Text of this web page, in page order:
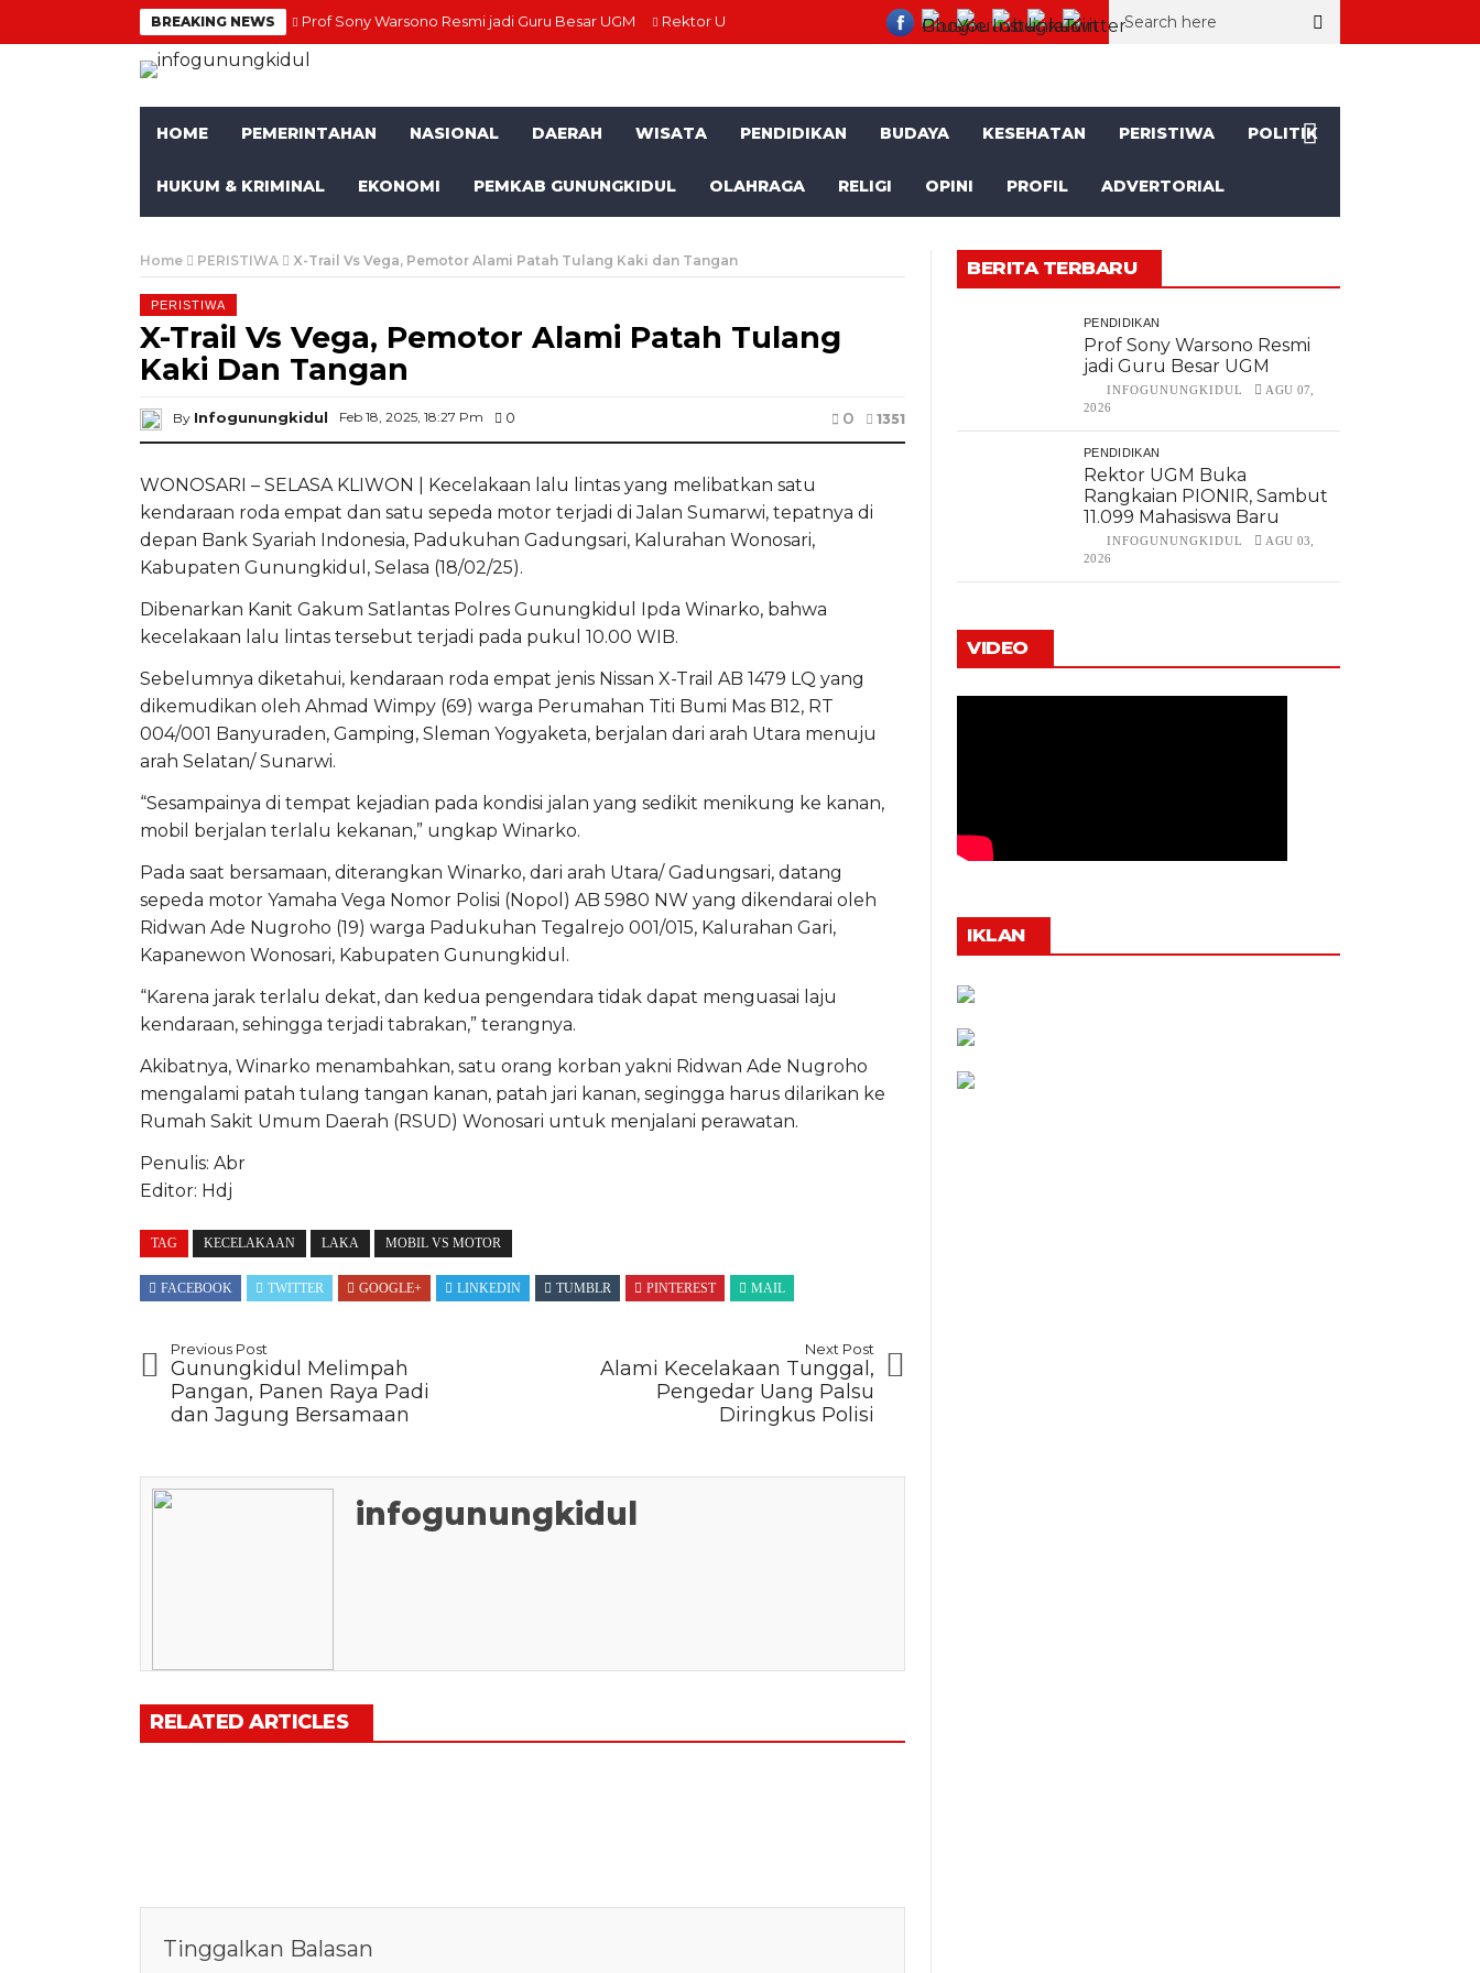
BREAKING NEWS Prof Sony Warsono Resmi jadi Guru Besar UGM Rektor UGM Buka Rangkaian PIONIR, Sambut 11.099 Mahasiswa Baru Momentum HUT RI ke-81, SD
HOME PEMERINTAHAN NASIONAL DAERAH WISATA PENDIDIKAN BUDAYA KESEHATAN PERISTIWA POLITIK
HUKUM & KRIMINAL EKONOMI PEMKAB GUNUNGKIDUL OLAHRAGA RELIGI OPINI PROFIL ADVERTORIAL
Home PERISTIWA X-Trail Vs Vega, Pemotor Alami Patah Tulang Kaki dan Tangan
PERISTIWA
X-Trail Vs Vega, Pemotor Alami Patah Tulang
Kaki Dan Tangan
By Infogunungkidul Feb 18, 2025, 18:27 Pm 0 1351
0
WONOSARI – SELASA KLIWON | Kecelakaan lalu lintas yang melibatkan satu
kendaraan roda empat dan satu sepeda motor terjadi di Jalan Sumarwi, tepatnya di
depan Bank Syariah Indonesia, Padukuhan Gadungsari, Kalurahan Wonosari,
Kabupaten Gunungkidul, Selasa (18/02/25).
Dibenarkan Kanit Gakum Satlantas Polres Gunungkidul Ipda Winarko, bahwa
kecelakaan lalu lintas tersebut terjadi pada pukul 10.00 WIB.
Sebelumnya diketahui, kendaraan roda empat jenis Nissan X-Trail AB 1479 LQ yang
dikemudikan oleh Ahmad Wimpy (69) warga Perumahan Titi Bumi Mas B12, RT
004/001 Banyuraden, Gamping, Sleman Yogyaketa, berjalan dari arah Utara menuju
arah Selatan/ Sunarwi.
“Sesampainya di tempat kejadian pada kondisi jalan yang sedikit menikung ke kanan,
mobil berjalan terlalu kekanan,” ungkap Winarko.
Pada saat bersamaan, diterangkan Winarko, dari arah Utara/ Gadungsari, datang
sepeda motor Yamaha Vega Nomor Polisi (Nopol) AB 5980 NW yang dikendarai oleh
Ridwan Ade Nugroho (19) warga Padukuhan Tegalrejo 001/015, Kalurahan Gari,
Kapanewon Wonosari, Kabupaten Gunungkidul.
“Karena jarak terlalu dekat, dan kedua pengendara tidak dapat menguasai laju
kendaraan, sehingga terjadi tabrakan,” terangnya.
Akibatnya, Winarko menambahkan, satu orang korban yakni Ridwan Ade Nugroho
mengalami patah tulang tangan kanan, patah jari kanan, segingga harus dilarikan ke
Rumah Sakit Umum Daerah (RSUD) Wonosari untuk menjalani perawatan.
Penulis: Abr
Editor: Hdj
TAG KECELAKAAN LAKA MOBIL VS MOTOR
FACEBOOK TWITTER GOOGLE+ LINKEDIN TUMBLR PINTEREST MAIL
Previous Post
Gunungkidul Melimpah
Pangan, Panen Raya Padi
dan Jagung Bersamaan
Next Post
Alami Kecelakaan Tunggal,
Pengedar Uang Palsu
Diringkus Polisi
infogunungkidul
RELATED ARTICLES
Tinggalkan Balasan
BERITA TERBARU
PENDIDIKAN
Prof Sony Warsono Resmi
jadi Guru Besar UGM
INFOGUNUNGKIDUL
AGU 07,
2026
PENDIDIKAN
Rektor UGM Buka
Rangkaian PIONIR, Sambut
11.099 Mahasiswa Baru
INFOGUNUNGKIDUL
AGU 03,
2026
VIDEO
IKLAN